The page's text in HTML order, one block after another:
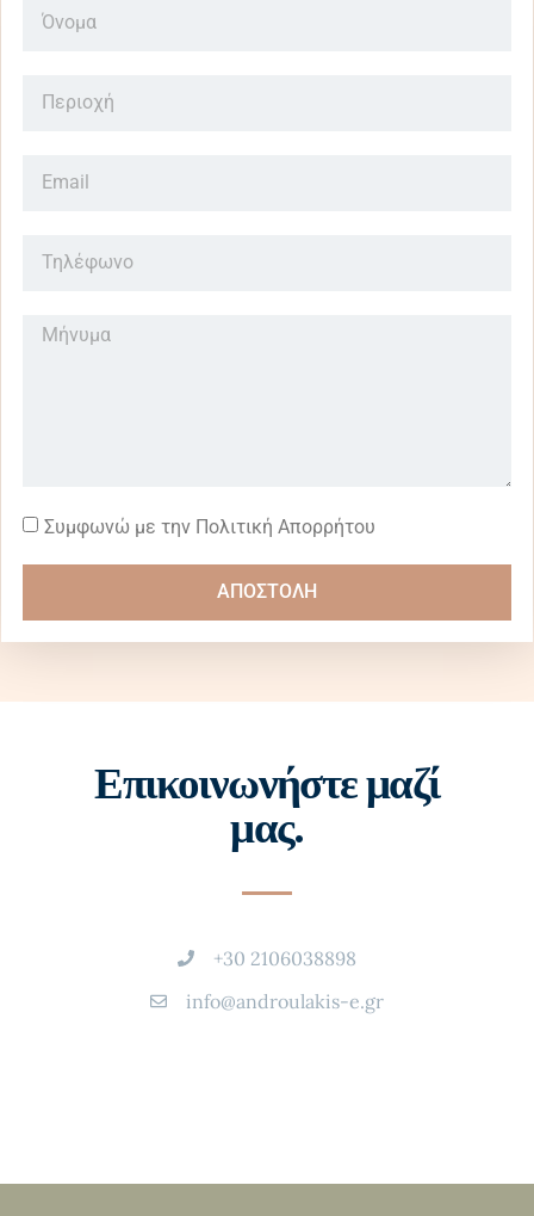
Συμφωνώ με την Πολιτική Απορρήτου
ΑΠΟΣΤΟΛΗ
Επικοινωνήστε μαζί
μας.
+30 2106038898
info@androulakis-e.gr